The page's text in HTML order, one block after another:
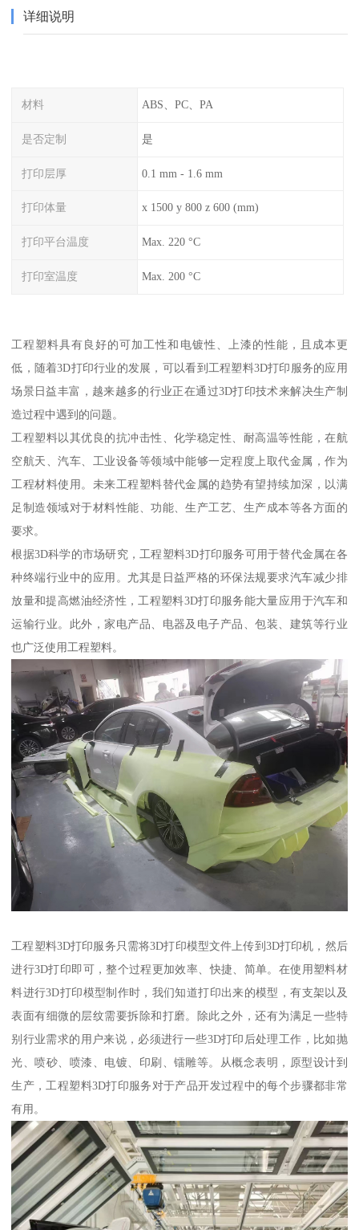
详细说明
材料 ABS、PC、PA
是否定制 是
打印层厚 0.1 mm - 1.6 mm
打印体量 x 1500 y 800 z 600 (mm)
打印平台温度 Max. 220 °C
打印室温度 Max. 200 °C
工程塑料具有良好的可加工性和电镀性、上漆的性能，且成本更
低，随着3D打印行业的发展，可以看到工程塑料3D打印服务的应用
场景日益丰富，越来越多的行业正在通过3D打印技术来解决生产制
造过程中遇到的问题。
工程塑料以其优良的抗冲击性、化学稳定性、耐高温等性能，在航
空航天、汽车、工业设备等领域中能够一定程度上取代金属，作为
工程材料使用。未来工程塑料替代金属的趋势有望持续加深，以满
足制造领域对于材料性能、功能、生产工艺、生产成本等各方面的
要求。
根据3D科学的市场研究，工程塑料3D打印服务可用于替代金属在各
种终端行业中的应用。尤其是日益严格的环保法规要求汽车减少排
放量和提高燃油经济性，工程塑料3D打印服务能大量应用于汽车和
运输行业。此外，家电产品、电器及电子产品、包装、建筑等行业
也广泛使用工程塑料。
工程塑料3D打印服务只需将3D打印模型文件上传到3D打印机，然后
进行3D打印即可，整个过程更加效率、快捷、简单。在使用塑料材
料进行3D打印模型制作时，我们知道打印出来的模型，有支架以及
表面有细微的层纹需要拆除和打磨。除此之外，还有为满足一些特
别行业需求的用户来说，必须进行一些3D打印后处理工作，比如抛
光、喷砂、喷漆、电镀、印刷、镭雕等。从概念表明，原型设计到
生产，工程塑料3D打印服务对于产品开发过程中的每个步骤都非常
有用。